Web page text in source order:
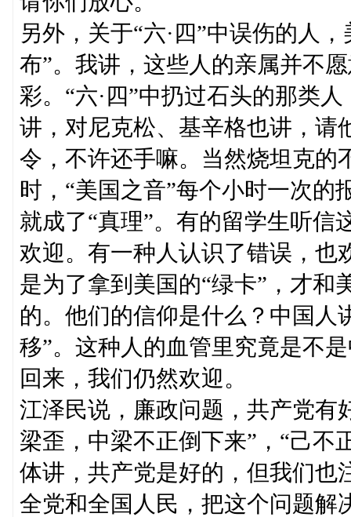
另外，关于“六·四”中误伤的人
布”。我讲，这些人的亲属并不
彩。“六·四”中扔过石头的那类
讲，对尼克松、基辛格也讲，请
令，不许还手嘛。当然烧坦克的
时，“美国之音”每个小时一次的
就成了“真理”。有的留学生听信
欢迎。有一种人认识了错误，也
是为了拿到美国的“绿卡”，才和
的。他们的信仰是什么？中国人
移”。这种人的血管里究竟是不
回来，我们仍然欢迎。
江泽民说，廉政问题，共产党有
梁歪，中梁不正倒下来”，“己不
体讲，共产党是好的，但我们也
全党和全国人民，把这个问题解